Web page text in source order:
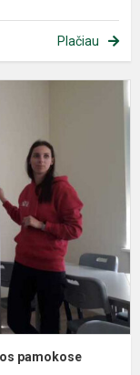
Plačiau
pamokose